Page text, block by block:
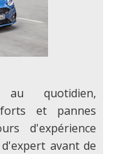
quotidien,
et pannes
d'expérience
avant de